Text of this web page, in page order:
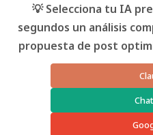
💡 Selecciona tu IA
segundos un análisis
propuesta de post